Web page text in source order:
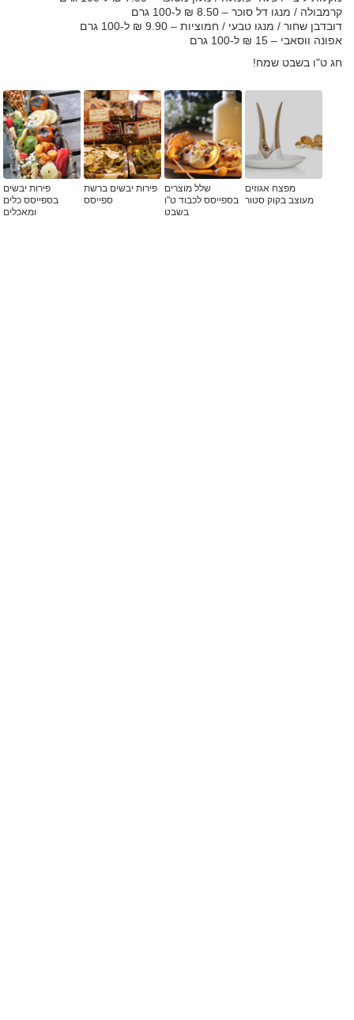
קרמבולה / מנגו דל סוכר – 8.50 ₪ ל-100 גרם
דובדבן שחור / מנגו טבעי / חמוציות – 9.90 ₪ ל-100 גרם
אפונה ווסאבי – 15 ₪ ל-100 גרם
חג ט"ו בשבט שמח!
מפצח אגוזים
מעוצב בקוק סטור
שלל מוצרים
בספייסס לכבוד ט"ו
בשבט
פירות יבשים ברשת
ספייסס
פירות יבשים
בספייסס כלים
ומאכלים